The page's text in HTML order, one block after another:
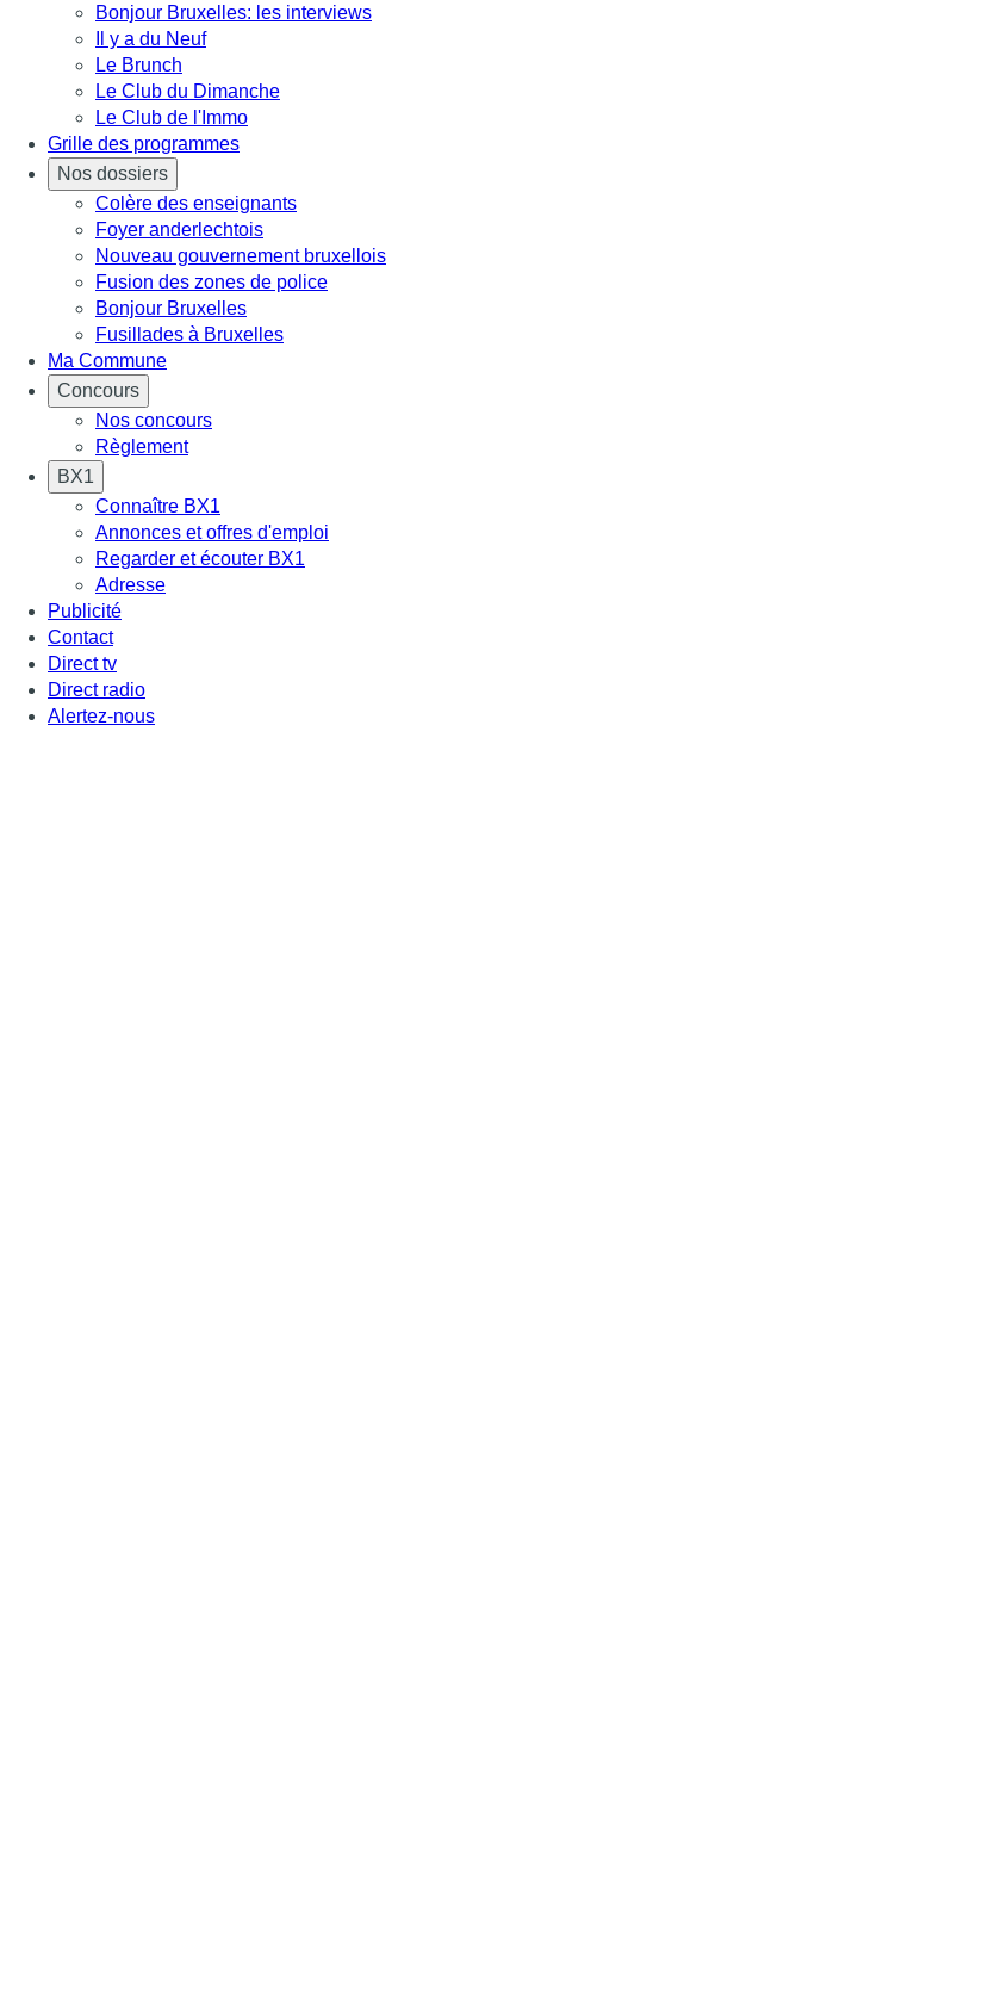
Bonjour Bruxelles: les interviews
Il y a du Neuf
Le Brunch
Le Club du Dimanche
Le Club de l'Immo
Grille des programmes
Nos dossiers
Colère des enseignants
Foyer anderlechtois
Nouveau gouvernement bruxellois
Fusion des zones de police
Bonjour Bruxelles
Fusillades à Bruxelles
Ma Commune
Concours
Nos concours
Règlement
BX1
Connaître BX1
Annonces et offres d'emploi
Regarder et écouter BX1
Adresse
Publicité
Contact
Direct tv
Direct radio
Alertez-nous